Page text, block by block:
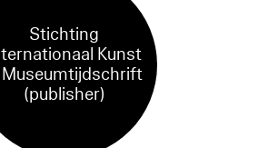
Stichting
Kunst
(publisher)